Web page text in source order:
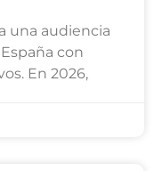
una audiencia
con
En 2026,